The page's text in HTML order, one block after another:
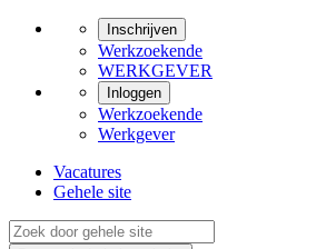
Inschrijven
Werkzoekende
WERKGEVER
Inloggen
Werkzoekende
Werkgever
Vacatures
Gehele site